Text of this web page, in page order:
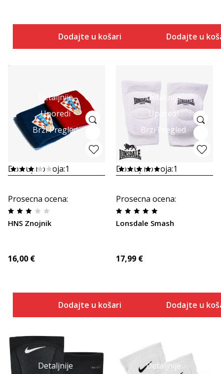
Dodajte u košaricu Dodajte u
Detaljnije
Uporedi
Brzi Pregled
Dostupno boja:1
Prosecna ocena:
HNS Znojnik
16,00 €
Dodajte u košaricu
Detaljnije
Uporedi
Brzi Pregled
Dostupno boja:1
Prosecna ocena:
Lonsdale Smash
17,99 €
Dodajte u
Detaljnije
Detaljnije